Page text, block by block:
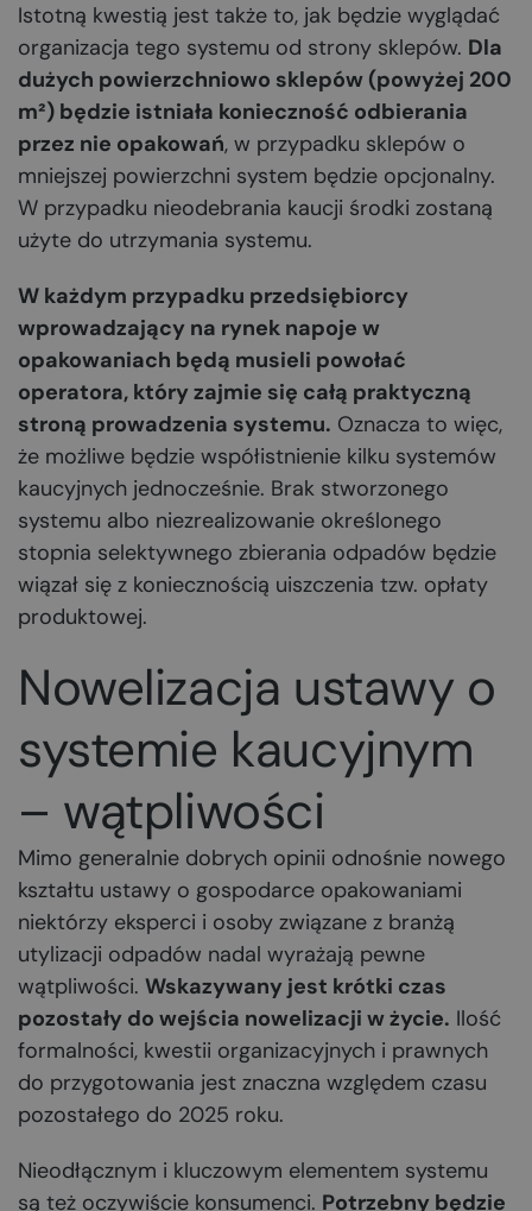
Istotną kwestią jest także to, jak będzie wyglądać
organizacja tego systemu od strony sklepów. Dla
dużych powierzchniowo sklepów (powyżej 200
m²) będzie istniała konieczność odbierania
przez nie opakowań, w przypadku sklepów o
mniejszej powierzchni system będzie opcjonalny.
W przypadku nieodebrania kaucji środki zostaną
użyte do utrzymania systemu.
W każdym przypadku przedsiębiorcy
wprowadzający na rynek napoje w
opakowaniach będą musieli powołać
operatora, który zajmie się całą praktyczną
stroną prowadzenia systemu. Oznacza to więc,
że możliwe będzie współistnienie kilku systemów
kaucyjnych jednocześnie. Brak stworzonego
systemu albo niezrealizowanie określonego
stopnia selektywnego zbierania odpadów będzie
wiązał się z koniecznością uiszczenia tzw. opłaty
produktowej.
Nowelizacja ustawy o
systemie kaucyjnym
– wątpliwości
Mimo generalnie dobrych opinii odnośnie nowego
kształtu ustawy o gospodarce opakowaniami
niektórzy eksperci i osoby związane z branżą
utylizacji odpadów nadal wyrażają pewne
wątpliwości. Wskazywany jest krótki czas
pozostały do wejścia nowelizacji w życie. Ilość
formalności, kwestii organizacyjnych i prawnych
do przygotowania jest znaczna względem czasu
pozostałego do 2025 roku.
Nieodłącznym i kluczowym elementem systemu
są też oczywiście konsumenci. Potrzebny będzie